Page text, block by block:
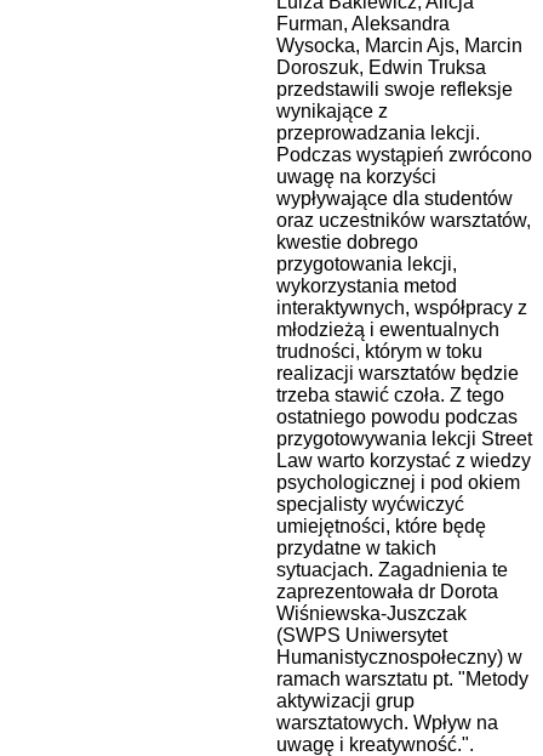
Furman, Aleksandra
Wysocka, Marcin Ajs, Marcin
Doroszuk, Edwin Truksa
przedstawili swoje refleksje
wynikające z
przeprowadzania lekcji.
Podczas wystąpień zwrócono
uwagę na korzyści
wypływające dla studentów
oraz uczestników warsztatów,
kwestie dobrego
przygotowania lekcji,
wykorzystania metod
interaktywnych, współpracy z
młodzieżą i ewentualnych
trudności, którym w toku
realizacji warsztatów będzie
trzeba stawić czoła. Z tego
ostatniego powodu podczas
przygotowywania lekcji Street
Law warto korzystać z wiedzy
psychologicznej i pod okiem
specjalisty wyćwiczyć
umiejętności, które będę
przydatne w takich
sytuacjach. Zagadnienia te
zaprezentowała dr Dorota
Wiśniewska-Juszczak
(SWPS Uniwersytet
Humanistycznospołeczny) w
ramach warsztatu pt. "Metody
aktywizacji grup
warsztatowych. Wpływ na
uwagę i kreatywność.".